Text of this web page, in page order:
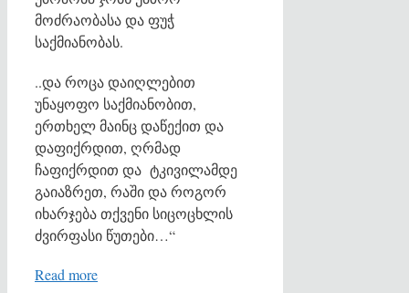
მოძრაობასა და ფუჭ
საქმიანობას.
..და როცა დაიღლებით
უნაყოფო საქმიანობით,
ერთხელ მაინც დაწექით და
დაფიქრდით, ღრმად
ჩაფიქრდით და ტკივილამდე
გაიაზრეთ, რაში და როგორ
იხარჯება თქვენი სიცოცხლის
ძვირფასი წუთები…“
Read more